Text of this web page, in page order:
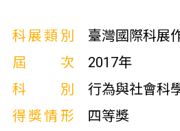
科展類別
臺灣國際科展
屆次
2017年
科別
行為與社會科
得獎情形
四等獎